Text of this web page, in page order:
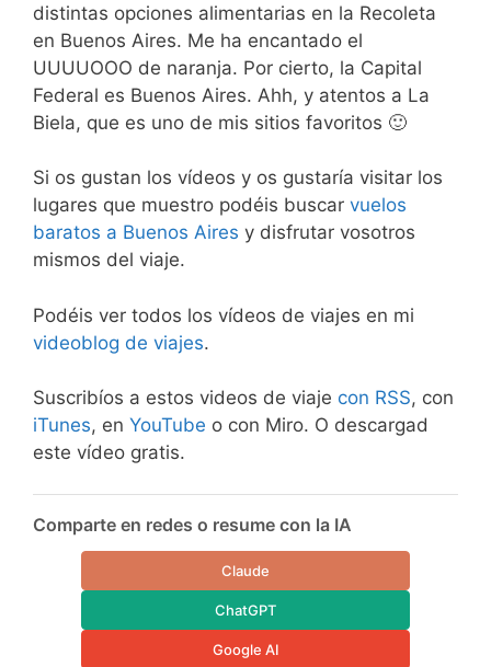
distintas opciones alimentarias en la Recoleta
en Buenos Aires. Me ha encantado el
UUUUOOO de naranja. Por cierto, la Capital
Federal es Buenos Aires. Ahh, y atentos a La
Biela, que es uno de mis sitios favoritos 🙂
Si os gustan los vídeos y os gustaría visitar los
lugares que muestro podéis buscar vuelos
baratos a Buenos Aires y disfrutar vosotros
mismos del viaje.
Podéis ver todos los vídeos de viajes en mi
videoblog de viajes.
Suscribíos a estos videos de viaje con RSS, con
iTunes, en YouTube o con Miro. O descargad
este vídeo gratis.
Comparte en redes o resume con la IA
Claude
ChatGPT
Google AI